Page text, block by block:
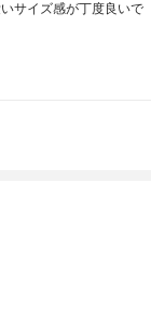
サイズ感が丁度良いで